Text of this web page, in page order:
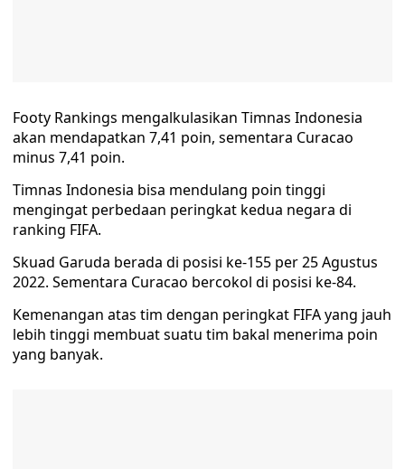
Footy Rankings mengalkulasikan Timnas Indonesia
akan mendapatkan 7,41 poin, sementara Curacao
minus 7,41 poin.
Timnas Indonesia bisa mendulang poin tinggi
mengingat perbedaan peringkat kedua negara di
ranking FIFA.
Skuad Garuda berada di posisi ke-155 per 25 Agustus
2022. Sementara Curacao bercokol di posisi ke-84.
Kemenangan atas tim dengan peringkat FIFA yang jauh
lebih tinggi membuat suatu tim bakal menerima poin
yang banyak.